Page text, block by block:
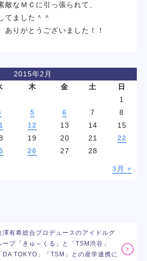
敵なＭＣに引っ張られて、
てました＾＾
ありがとうございました！！
2015年2月
木 金 土 日
3月 »
1
5 6 7
8
12 13 14
15
19 20 21
22
26 27 28
澤有希総合プロデュースのアイドルグ
ープ「きゅ～くる」と「TSM渋谷」
「DA TOKYO」「TSM」との産学連携に